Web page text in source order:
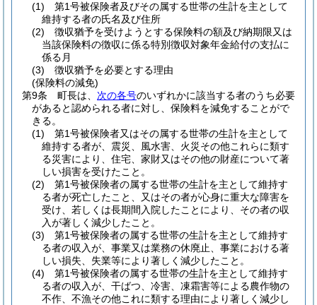
(1)
第1号被保険者及びその属する世帯の生計を主として
維持する者の氏名及び住所
(2)
徴収猶予を受けようとする保険料の額及び納期限又は
当該保険料の徴収に係る特別徴収対象年金給付の支払に
係る月
(3)
徴収猶予を必要とする理由
(保険料の減免)
第9条
町長は、 次の各号のいずれかに該当する者のうち必要
があると認められる者に対し、保険料を減免することがで
きる。
(1)
第1号被保険者又はその属する世帯の生計を主として
維持する者が、震災、風水害、火災その他これらに類す
る災害により、住宅、家財又はその他の財産について著
しい損害を受けたこと。
(2)
第1号被保険者の属する世帯の生計を主として維持す
る者が死亡したこと、又はその者が心身に重大な障害を
受け、若しくは長期間入院したことにより、その者の収
入が著しく減少したこと。
(3)
第1号被保険者の属する世帯の生計を主として維持す
る者の収入が、事業又は業務の休廃止、事業における著
しい損失、失業等により著しく減少したこと。
(4)
第1号被保険者の属する世帯の生計を主として維持す
る者の収入が、干ばつ、冷害、凍霜害等による農作物の
不作、不漁その他これに類する理由により著しく減少し